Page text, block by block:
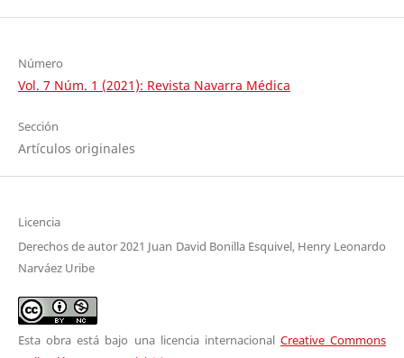
Número
Vol. 7 Núm. 1 (2021): Revista Navarra Médica
Sección
Artículos originales
Licencia
Derechos de autor 2021 Juan David Bonilla Esquivel, Henry Leonardo
Narváez Uribe
Esta obra está bajo una licencia internacional Creative Commons